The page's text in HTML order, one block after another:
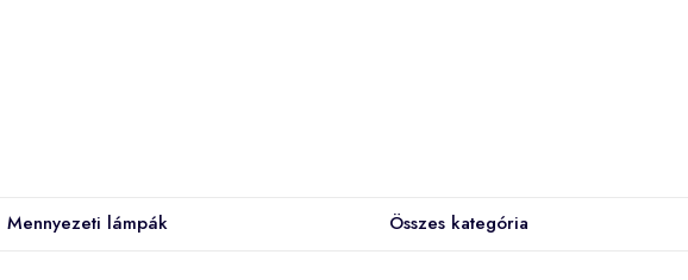
Mennyezeti lámpák Összes kategória